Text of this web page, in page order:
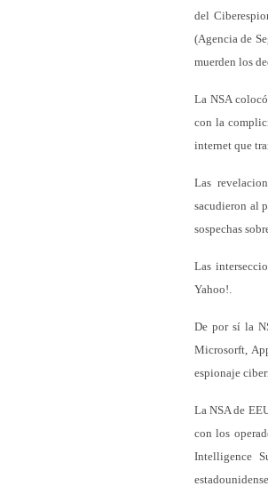
del
(Agencia de
muerden los
La NSA
con la
internet que
Las
sacudieron al
sospechas
Las
Yahoo!.
De por sí la
Microsorft,
espionaje
La NSA de
con los
Intelligence